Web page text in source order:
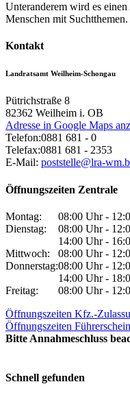
Unteranderem wird es
Menschen mit
Kontakt
Landratsamt Weilheim-Schongau
Pütrichstraße 8
82362 Weilheim i. OB
Adresse in Google Maps
Telefon:0881 681 - 0
Telefax:0881 681 - 2353
E-Mail: poststelle@lra-
Öffnungszeiten Zentrale
Montag:
08:00 Uhr -
Dienstag:
08:00 Uhr -
14:00 Uhr -
Mittwoch:
08:00 Uhr -
Donnerstag:08:00 Uhr -
14:00 Uhr -
Freitag:
08:00 Uhr -
Öffnungszeiten Kfz.-
Öffnungszeiten
Bitte Annahmeschluss
Schnell gefunden